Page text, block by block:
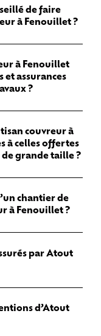
de faire
à Fenouillet ?
à Fenouillet
assurances
?
couvreur à
à celles offertes
grande taille ?
chantier de
à Fenouillet ?
par Atout
d’Atout